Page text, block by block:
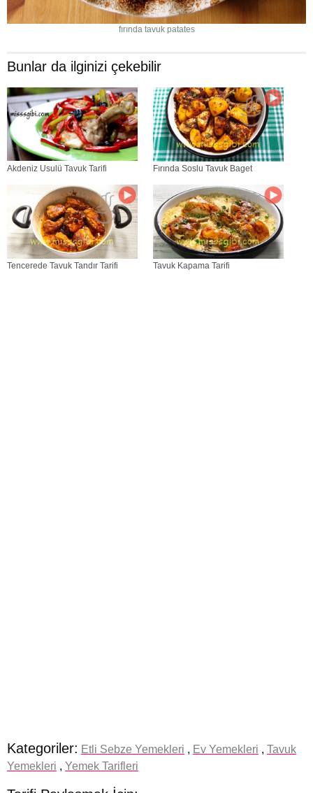
fırında tavuk patates
Bunlar da ilginizi çekebilir
Akdeniz Usulü Tavuk Tarifi Fırında Soslu Tavuk Baget
Tencerede Tavuk Tandır Tarifi Tavuk Kapama Tarifi
Kategoriler: Etli Sebze Yemekleri , Ev Yemekleri , Tavuk
Yemekleri , Yemek Tarifleri